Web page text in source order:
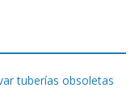
tuberías obsoletas